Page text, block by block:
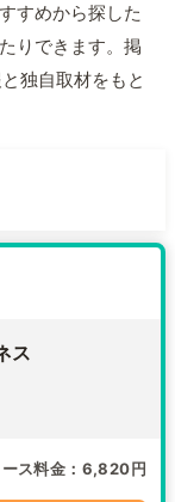
すめから探した
りできます。掲
独自取材をもと
ス
ス料金 6,820円